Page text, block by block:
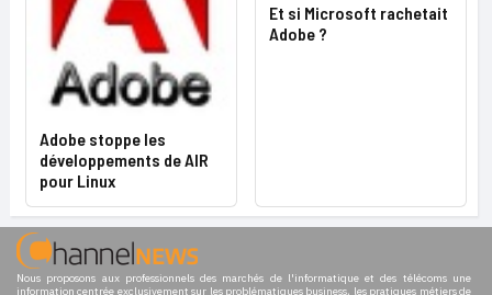
Adobe stoppe les
développements de AIR
pour Linux
Et si Microsoft rachetait
Adobe ?
Nous proposons aux professionnels des marchés de l'informatique et des télécoms une
information centrée exclusivement sur les problématiques business, les pratiques métiers de